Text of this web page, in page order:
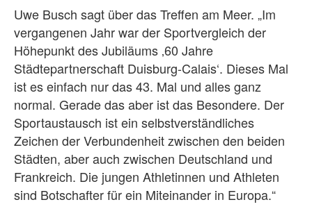
Uwe Busch sagt über das Treffen am Meer. „Im
vergangenen Jahr war der Sportvergleich der
Höhepunkt des Jubiläums ‚60 Jahre
Städtepartnerschaft Duisburg-Calais‘. Dieses Mal
ist es einfach nur das 43. Mal und alles ganz
normal. Gerade das aber ist das Besondere. Der
Sportaustausch ist ein selbstverständliches
Zeichen der Verbundenheit zwischen den beiden
Städten, aber auch zwischen Deutschland und
Frankreich. Die jungen Athletinnen und Athleten
sind Botschafter für ein Miteinander in Europa.“